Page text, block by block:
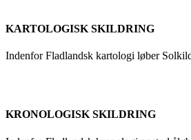
KARTOLOGISK SKILDRING
Indenfor Fladlandsk kartologi løber
KRONOLOGISK SKILDRING